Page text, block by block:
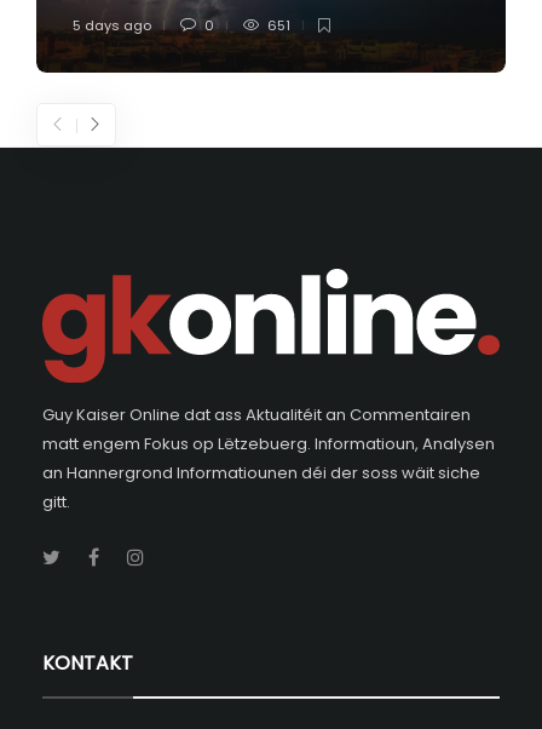
5 days ago 0 651
Guy Kaiser Online dat ass Aktualitéit an Commentairen
matt engem Fokus op Lëtzebuerg. Informatioun, Analysen
an Hannergrond Informatiounen déi der soss wäit siche
gitt.
KONTAKT